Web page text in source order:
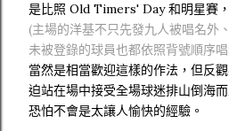
是比照 Old Timers' Day 和明星賽
(主場的洋基不只先發九人被唱名外
未被登錄的球員也都依照背號順序
當然是相當歡迎這樣的作法，但反
迫站在場中接受全場球迷排山倒海
恐怕不會是太讓人愉快的經驗。